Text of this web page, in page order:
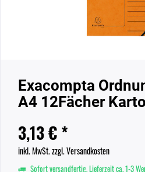
Exacompta
A4 12Fächer
3,13 € *
inkl. MwSt.zzgl. Versandkosten
Sofort versandfertig, Lieferzeit ca. 1-3